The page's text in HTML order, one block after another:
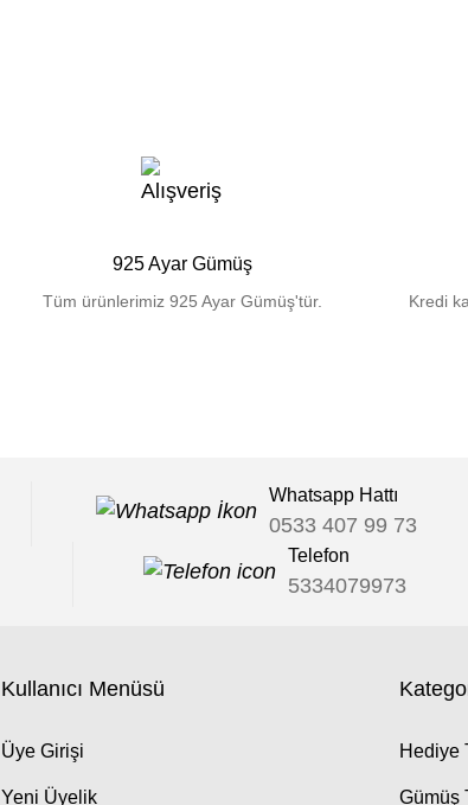
925 Ayar Gümüş
Tüm ürünlerimiz 925 Ayar Gümüş'tür.
Kredi
Whatsapp Hattı
0533 407 99 73
Telefon
5334079973
Kullanıcı Menüsü
Üye Girişi
Yeni Üyelik
Hediye
Gümüş